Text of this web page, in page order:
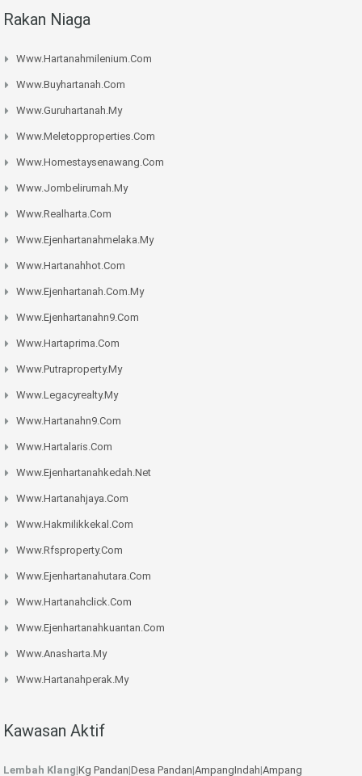
Rakan Niaga
Www.hartanahmilenium.com
Www.buyhartanah.com
Www.guruhartanah.my
Www.meletopproperties.com
Www.homestaysenawang.com
Www.jombelirumah.my
Www.realharta.com
Www.ejenhartanahmelaka.my
Www.hartanahhot.com
Www.ejenhartanah.com.my
Www.ejenhartanahn9.com
Www.hartaprima.com
Www.putraproperty.my
Www.legacyrealty.my
Www.hartanahn9.com
Www.hartalaris.com
Www.ejenhartanahkedah.net
Www.hartanahjaya.com
Www.hakmilikkekal.com
Www.rfsproperty.com
Www.ejenhartanahutara.com
Www.hartanahclick.com
Www.ejenhartanahkuantan.com
Www.anasharta.my
Www.hartanahperak.my
Kawasan Aktif
Lembah Klang|Kg Pandan|Desa Pandan|AmpangIndah|Ampang